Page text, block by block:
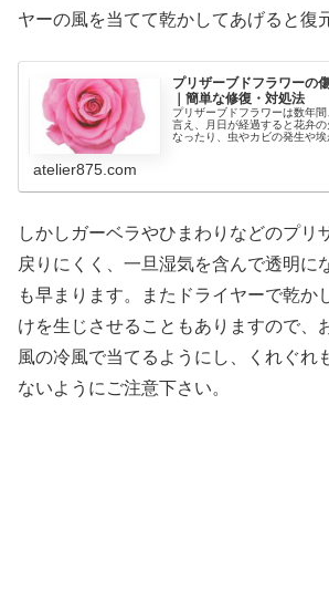
ヤーの風を当てて乾かしてあげると復
プリザーブドフラワーの
｜簡単な修復・対処法
プリザーブドフラワーは数年
言え、月日が経過すると花弁
なったり、虫やカビの発生や
atelier875.com
しかしガーベラやひまわりなどのプリ
戻りにくく、一旦湿気を含んで透明に
も早まります。またドライヤーで乾か
けを生じさせることもありますので、
風の冷風で当てるようにし、くれぐれ
ないようにご注意下さい。